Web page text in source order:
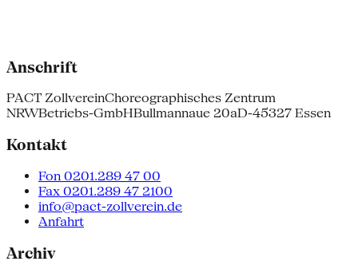
Anschrift
PACT ZollvereinChoreographisches Zentrum
NRWBetriebs-GmbHBullmannaue 20aD-45327 Essen
Kontakt
Fon 0201.289 47 00
Fax 0201.289 47 2100
info@pact-zollverein.de
Anfahrt
Archiv